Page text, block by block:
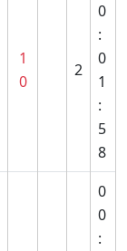
1
0
2
0
:
0
1
:
5
8
0
0
: